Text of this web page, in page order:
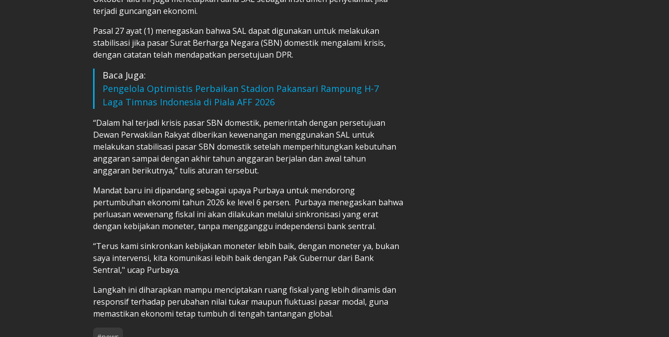
terjadi guncangan ekonomi.
Pasal 27 ayat (1) menegaskan bahwa SAL dapat digunakan untuk melakukan
stabilisasi jika pasar Surat Berharga Negara (SBN) domestik mengalami krisis,
dengan catatan telah mendapatkan persetujuan DPR.
Baca Juga:
Pengelola Optimistis Perbaikan Stadion Pakansari Rampung H-7
Laga Timnas Indonesia di Piala AFF 2026
“Dalam hal terjadi krisis pasar SBN domestik, pemerintah dengan persetujuan
Dewan Perwakilan Rakyat diberikan kewenangan menggunakan SAL untuk
melakukan stabilisasi pasar SBN domestik setelah memperhitungkan kebutuhan
anggaran sampai dengan akhir tahun anggaran berjalan dan awal tahun
anggaran berikutnya,” tulis aturan tersebut.
Mandat baru ini dipandang sebagai upaya Purbaya untuk mendorong
pertumbuhan ekonomi tahun 2026 ke level 6 persen. Purbaya menegaskan bahwa
perluasan wewenang fiskal ini akan dilakukan melalui sinkronisasi yang erat
dengan kebijakan moneter, tanpa mengganggu independensi bank sentral.
“Terus kami sinkronkan kebijakan moneter lebih baik, dengan moneter ya, bukan
saya intervensi, kita komunikasi lebih baik dengan Pak Gubernur dari Bank
Sentral," ucap Purbaya.
Langkah ini diharapkan mampu menciptakan ruang fiskal yang lebih dinamis dan
responsif terhadap perubahan nilai tukar maupun fluktuasi pasar modal, guna
memastikan ekonomi tetap tumbuh di tengah tantangan global.